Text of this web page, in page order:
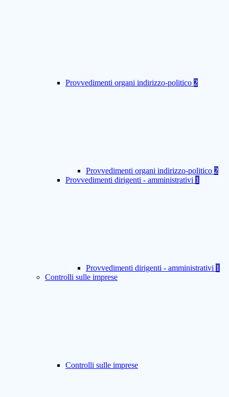
Provvedimenti organi indirizzo-politico 2
Provvedimenti organi indirizzo-politico 2
Provvedimenti dirigenti - amministrativi 1
Provvedimenti dirigenti - amministrativi 1
Controlli sulle imprese
Controlli sulle imprese